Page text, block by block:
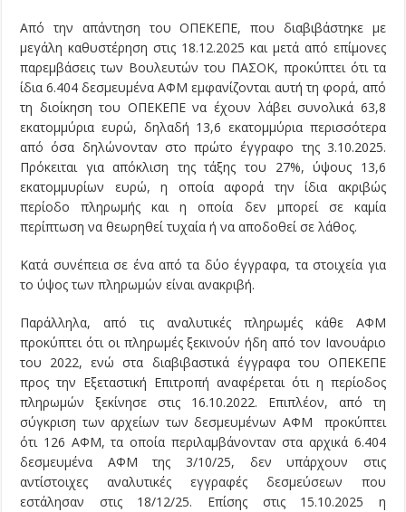
Από την απάντηση του ΟΠΕΚΕΠΕ, που διαβιβάστηκε με
μεγάλη καθυστέρηση στις 18.12.2025 και μετά από επίμονες
παρεμβάσεις των Βουλευτών του ΠΑΣΟΚ, προκύπτει ότι τα
ίδια 6.404 δεσμευμένα ΑΦΜ εμφανίζονται αυτή τη φορά, από
τη διοίκηση του ΟΠΕΚΕΠΕ να έχουν λάβει συνολικά 63,8
εκατομμύρια ευρώ, δηλαδή 13,6 εκατομμύρια περισσότερα
από όσα δηλώνονταν στο πρώτο έγγραφο της 3.10.2025.
Πρόκειται για απόκλιση της τάξης του 27%, ύψους 13,6
εκατομμυρίων ευρώ, η οποία αφορά την ίδια ακριβώς
περίοδο πληρωμής και η οποία δεν μπορεί σε καμία
περίπτωση να θεωρηθεί τυχαία ή να αποδοθεί σε λάθος.
Κατά συνέπεια σε ένα από τα δύο έγγραφα, τα στοιχεία για
το ύψος των πληρωμών είναι ανακριβή.
Παράλληλα, από τις αναλυτικές πληρωμές κάθε ΑΦΜ
προκύπτει ότι οι πληρωμές ξεκινούν ήδη από τον Ιανουάριο
του 2022, ενώ στα διαβιβαστικά έγγραφα του ΟΠΕΚΕΠΕ
προς την Εξεταστική Επιτροπή αναφέρεται ότι η περίοδος
πληρωμών ξεκίνησε στις 16.10.2022. Επιπλέον, από τη
σύγκριση των αρχείων των δεσμευμένων ΑΦΜ προκύπτει
ότι 126 ΑΦΜ, τα οποία περιλαμβάνονταν στα αρχικά 6.404
δεσμευμένα ΑΦΜ της 3/10/25, δεν υπάρχουν στις
αντίστοιχες αναλυτικές εγγραφές δεσμεύσεων που
εστάλησαν στις 18/12/25. Επίσης στις 15.10.2025 η